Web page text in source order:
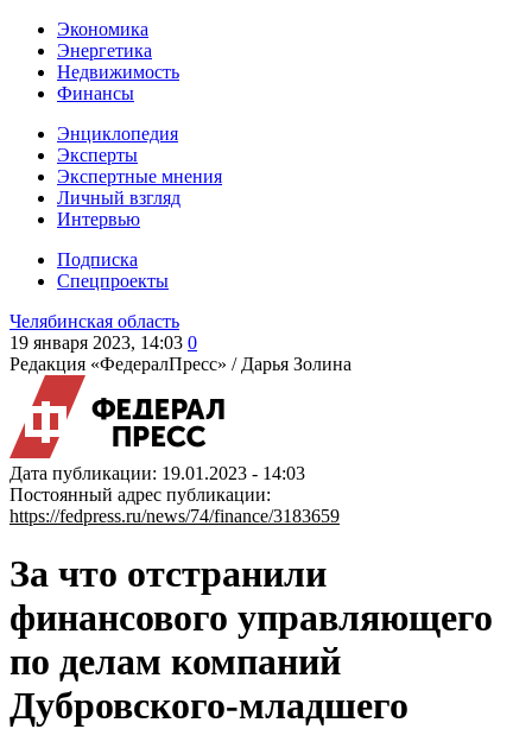
Экономика
Энергетика
Недвижимость
Финансы
Энциклопедия
Эксперты
Экспертные мнения
Личный взгляд
Интервью
Подписка
Спецпроекты
Челябинская область
19 января 2023, 14:03 0
Редакция «ФедералПресс» / Дарья Золина
Дата публикации: 19.01.2023 - 14:03
Постоянный адрес публикации:
https://fedpress.ru/news/74/finance/3183659
За что отстранили
финансового управляющего
по делам компаний
Дубровского-младшего